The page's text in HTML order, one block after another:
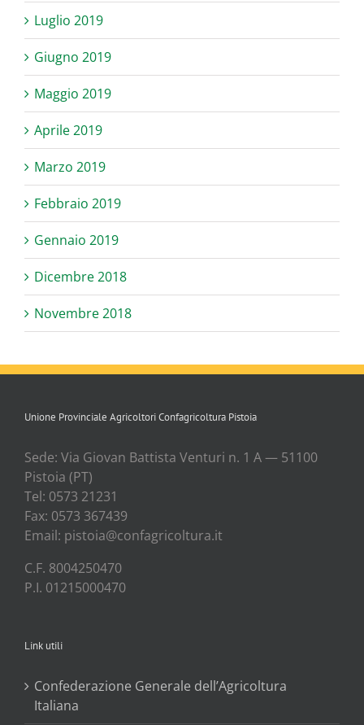
Luglio 2019
Giugno 2019
Maggio 2019
Aprile 2019
Marzo 2019
Febbraio 2019
Gennaio 2019
Dicembre 2018
Novembre 2018
Unione Provinciale Agricoltori Confagricoltura Pistoia
Sede: Via Gio­van Bat­ti­sta Ven­tu­ri n. 1 A — 51100
Pisto­ia (PT)
Tel: 0573 21231
Fax: 0573 367439
Email: pistoia@confagricoltura.it
C.F. 8004250470
P.I. 01215000470
Link utili
Confederazione Generale dell’Agricoltura
Italiana